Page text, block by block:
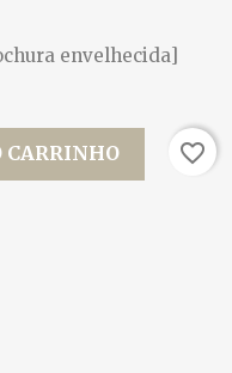
envelhecida]
CARRINHO favorite_border